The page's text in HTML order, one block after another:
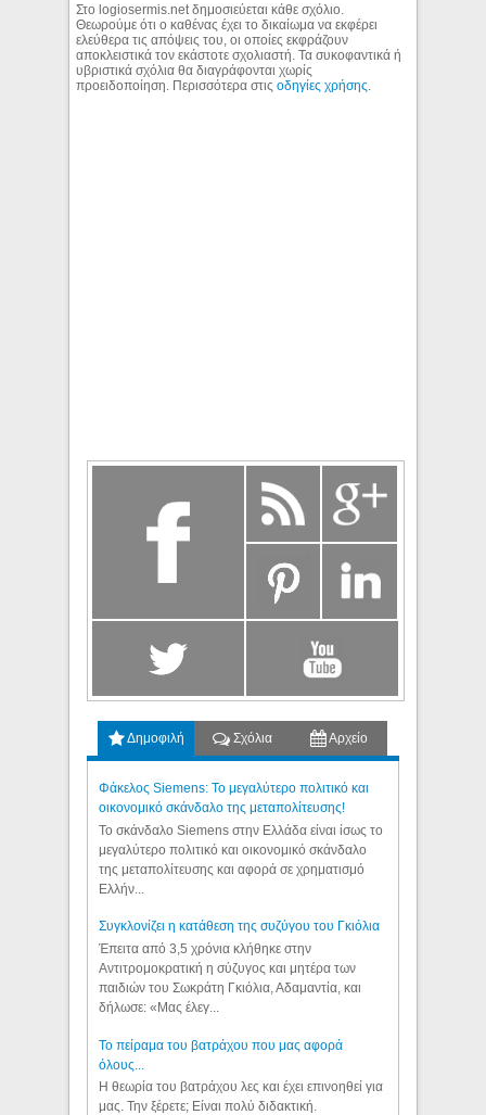
Στο logiosermis.net δημοσιεύεται κάθε σχόλιο.
Θεωρούμε ότι ο καθένας έχει το δικαίωμα να εκφέρει
ελεύθερα τις απόψεις του, οι οποίες εκφράζουν
αποκλειστικά τον εκάστοτε σχολιαστή. Τα συκοφαντικά ή
υβριστικά σχόλια θα διαγράφονται χωρίς
προειδοποίηση. Περισσότερα στιςοδηγίες χρήσης
Δημοφιλή Σχόλια Αρχείο
Φάκελος Siemens: Το μεγαλύτερο πολιτικό και
οικονομικό σκάνδαλο της μεταπολίτευσης!
Το σκάνδαλο Siemens στην Ελλάδα είναι ίσως το
μεγαλύτερο πολιτικό και οικονομικό σκάνδαλο
της μεταπολίτευσης και αφορά σε χρηματισμό
Ελλήν...
Συγκλονίζει η κατάθεση της συζύγου του Γκιόλια
Έπειτα από 3,5 χρόνια κλήθηκε στην
Αντιτρομοκρατική η σύζυγος και μητέρα των
παιδιών του Σωκράτη Γκιόλια, Αδαμαντία, και
δήλωσε: «Μας έλεγ...
Το πείραμα του βατράχου που μας αφορά
όλους...
Η θεωρία του βατράχου λες και έχει επινοηθεί για
μας. Την ξέρετε; Είναι πολύ διδακτική.